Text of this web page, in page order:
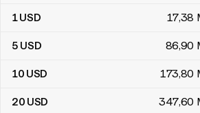
Tabela de conversão de Dólares
1USD 17,38
5 USD 86,90
10 USD 173,80
20 USD 347,60